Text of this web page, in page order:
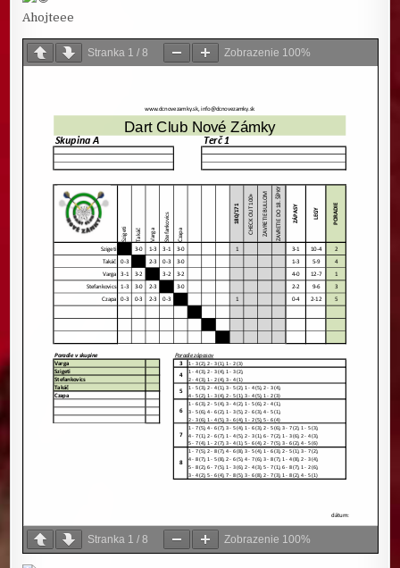
Ahojteee
Stranka 1 /8 Zobrazenie 100%
Stranka 1 /8 Zobrazenie 100%